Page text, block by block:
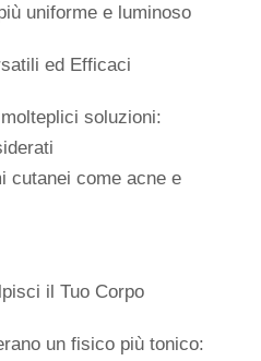
uniforme e luminoso
ed Efficaci
soluzioni:
cutanei come acne e
il Tuo Corpo
un fisico più tonico: